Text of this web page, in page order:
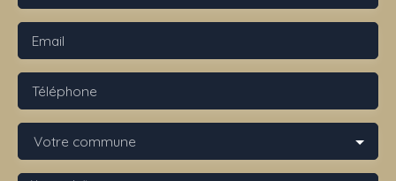
Email
Téléphone
Votre commune